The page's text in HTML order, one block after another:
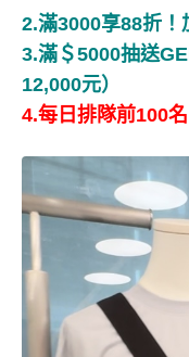
2.滿3000享88折
3.滿＄5000抽送
12,000元）
4.每日排隊前100